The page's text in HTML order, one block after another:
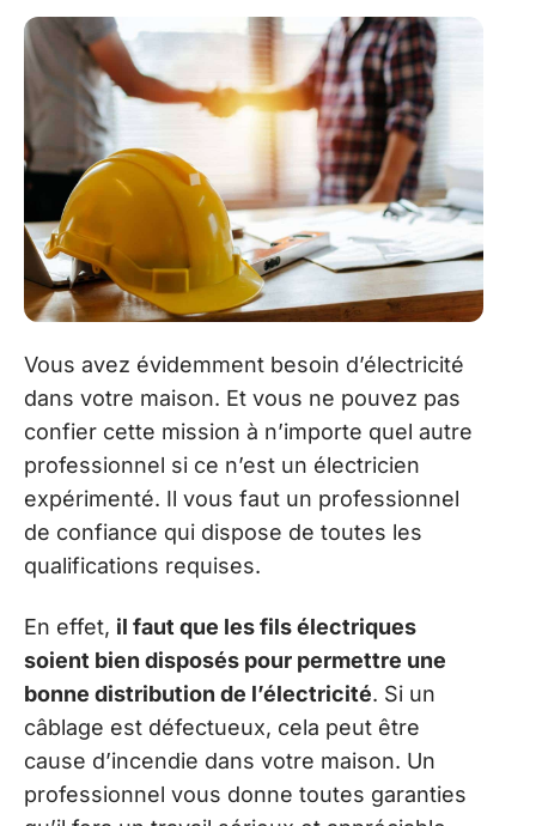
Vous avez évidemment besoin d’électricité
dans votre maison. Et vous ne pouvez pas
confier cette mission à n’importe quel autre
professionnel si ce n’est un électricien
expérimenté. Il vous faut un professionnel
de confiance qui dispose de toutes les
qualifications requises.
En effet, il faut que les fils électriques
soient bien disposés pour permettre une
bonne distribution de l’électricité. Si un
câblage est défectueux, cela peut être
cause d’incendie dans votre maison. Un
professionnel vous donne toutes garanties